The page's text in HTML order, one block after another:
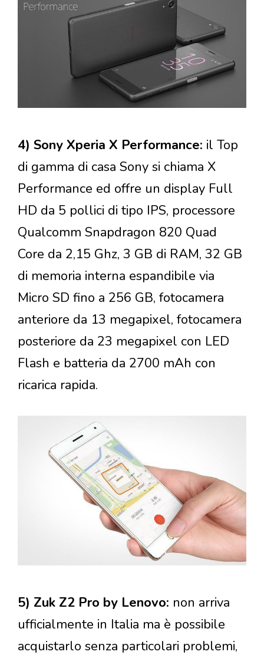
4) Sony Xperia X Performance: il Top
di gamma di casa Sony si chiama X
Performance ed offre un display Full
HD da 5 pollici di tipo IPS, processore
Qualcomm Snapdragon 820 Quad
Core da 2,15 Ghz, 3 GB di RAM, 32 GB
di memoria interna espandibile via
Micro SD fino a 256 GB, fotocamera
anteriore da 13 megapixel, fotocamera
posteriore da 23 megapixel con LED
Flash e batteria da 2700 mAh con
ricarica rapida.
5) Zuk Z2 Pro by Lenovo: non arriva
ufficialmente in Italia ma è possibile
acquistarlo senza particolari problemi,